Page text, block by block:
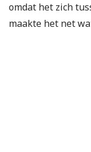
omdat het zich
maakte het net